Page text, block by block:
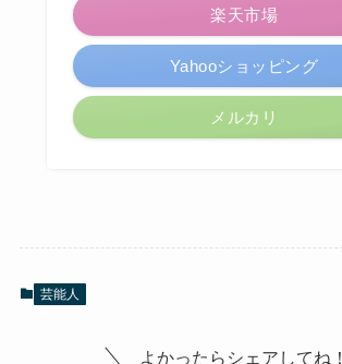
楽天市場
Yahooショッピング
メルカリ
芸能人
よかったらシェアしてね！